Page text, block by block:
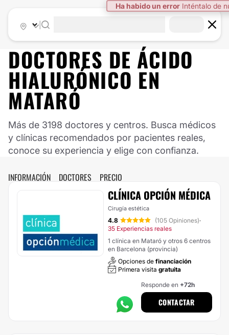
Ha habido un error Inténtalo de
DOCTORES DE ÁCIDO
HIALURÓNICO EN
MATARÓ
Más de 3198 doctores y centros. Busca médicos
y clínicas recomendados por pacientes reales,
conoce su experiencia y elige con confianza.
INFORMACIÓN DOCTORES PRECIO
CLÍNICA OPCIÓN MÉDICA
Cirugía estética
4.8 (105 Opiniones)·
35 Experiencias reales
1 clínica en Mataró y otros 6 centros
en Barcelona (provincia)
Opciones de financiación
Primera visita gratuita
Responde en +72h
CONTACTAR